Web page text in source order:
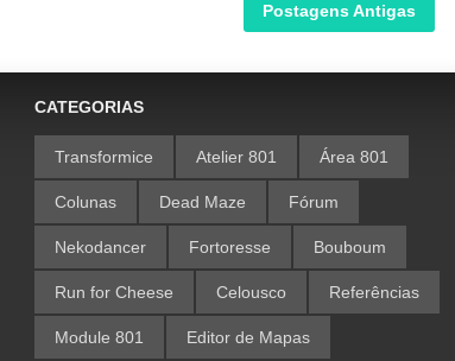
Postagens Antigas
CATEGORIAS
Transformice Atelier 801 Área 801
Colunas Dead Maze Fórum
Nekodancer Fortoresse Bouboum
Run for Cheese Celousco Referências
Module 801 Editor de Mapas